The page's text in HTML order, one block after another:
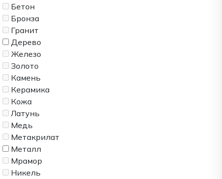
Бетон
Бронза
Гранит
Дерево
Железо
Золото
Камень
Керамика
Кожа
Латунь
Медь
Метакрилат
Металл
Мрамор
Никель